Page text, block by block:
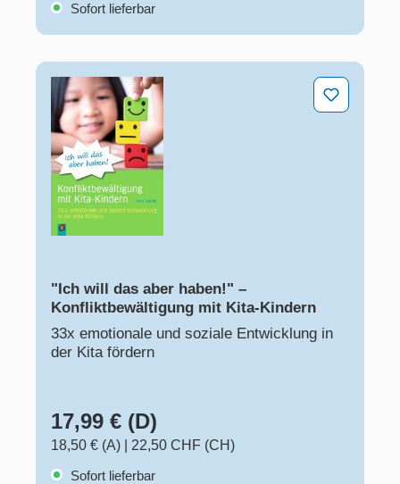
Sofort lieferbar
"Ich will das aber haben!" – Konfliktbewältigung mit
"Ich will das aber haben!" –
Konfliktbewältigung mit Kita-Kindern
33x emotionale und soziale Entwicklung in
der Kita fördern
17,99 € (D)
18,50 € (A)
22,50 CHF (CH)
Sofort lieferbar